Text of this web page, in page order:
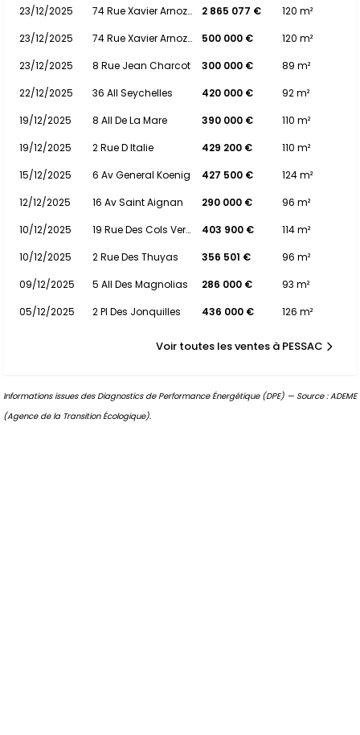
23/12/2025
74 Rue Xavier Arnozan 2 865 077 €
120 m²
23/12/2025
74 Rue Xavier Arnozan 500 000 €
120 m²
23/12/2025
8 Rue Jean Charcot 300 000 €
89 m²
22/12/2025
36 All Seychelles 420 000 €
92 m²
19/12/2025
8 All De La Mare 390 000 €
110 m²
19/12/2025
2 Rue D Italie 429 200 €
110 m²
15/12/2025
6 Av General Koenig 427 500 €
124 m²
12/12/2025
16 Av Saint Aignan 290 000 €
96 m²
10/12/2025
19 Rue Des Cols Verts 403 900 €
114 m²
10/12/2025
2 Rue Des Thuyas 356 501 €
96 m²
09/12/2025
5 All Des Magnolias 286 000 €
93 m²
05/12/2025
2 Pl Des Jonquilles 436 000 € 126 m²
Voir toutes les ventes à PESSAC
Informations issues des Diagnostics de Performance Énergétique (DPE) — Source : ADEME
(Agence de la Transition Écologique).